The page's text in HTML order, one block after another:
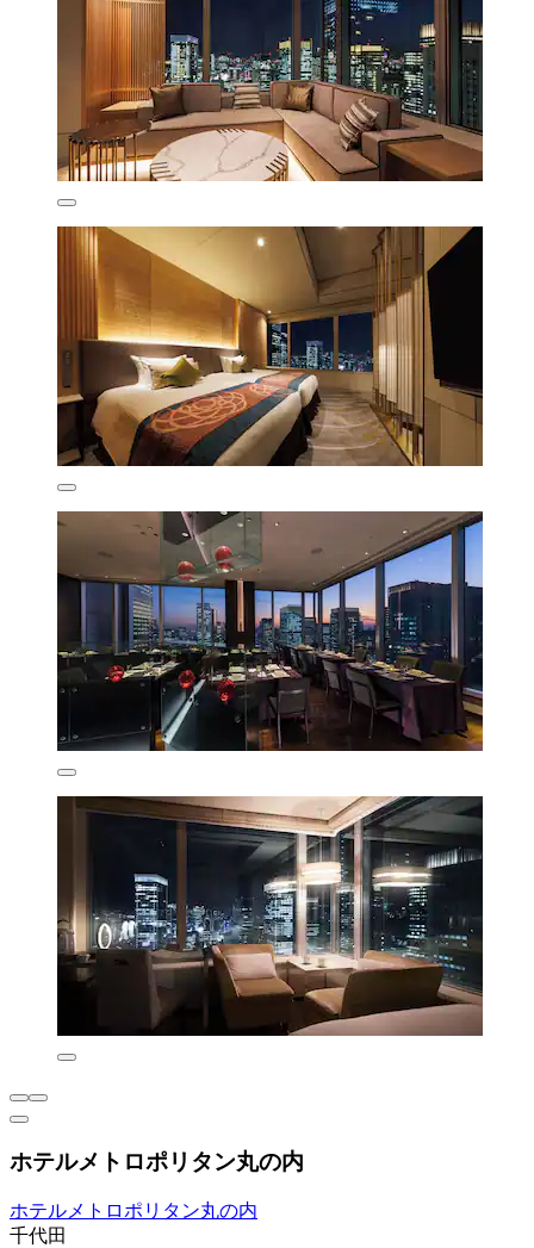
ホテルメトロポリタン丸の内
ホテルメトロポリタン丸の内
千代田